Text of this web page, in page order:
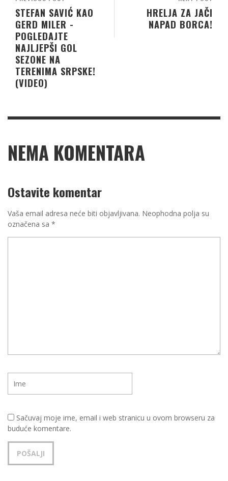
HRELJA ZA JAČI
NAPAD BORCA!
STEFAN SAVIĆ KAO
GERD MILER -
POGLEDAJTE
NAJLJEPŠI GOL
SEZONE NA
TERENIMA SRPSKE!
(VIDEO)
NEMA KOMENTARA
Ostavite komentar
Vaša email adresa neće biti objavljivana. Neophodna polja su
označena sa *
Sačuvaj moje ime, email i web stranicu u ovom browseru za
buduće komentare.